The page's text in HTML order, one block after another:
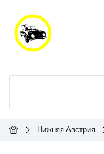
ГлавнаяНижняя Австрия